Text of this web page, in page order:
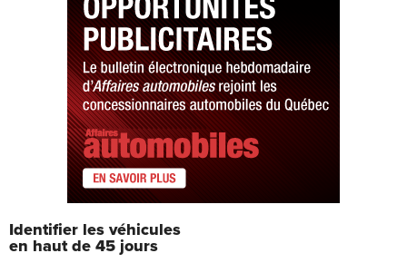
Identifier les véhicules
en haut de 45 jours